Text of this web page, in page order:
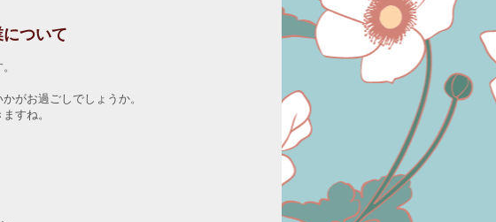
ついて
がお過ごしでしょうか。
すね。